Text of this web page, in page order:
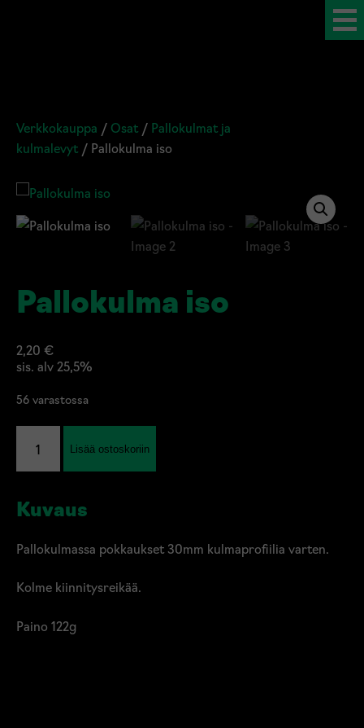
Verkkokauppa / Osat / Pallokulmat ja
kulmalevyt / Pallokulma iso
Pallokulma iso
2,20 €
sis. alv 25,5%
56 varastossa
määrä
Lisää ostoskoriin
Kuvaus
Pallokulmassa pokkaukset 30mm kulmaprofiilia varten.
Kolme kiinnitysreikää.
Paino 122g